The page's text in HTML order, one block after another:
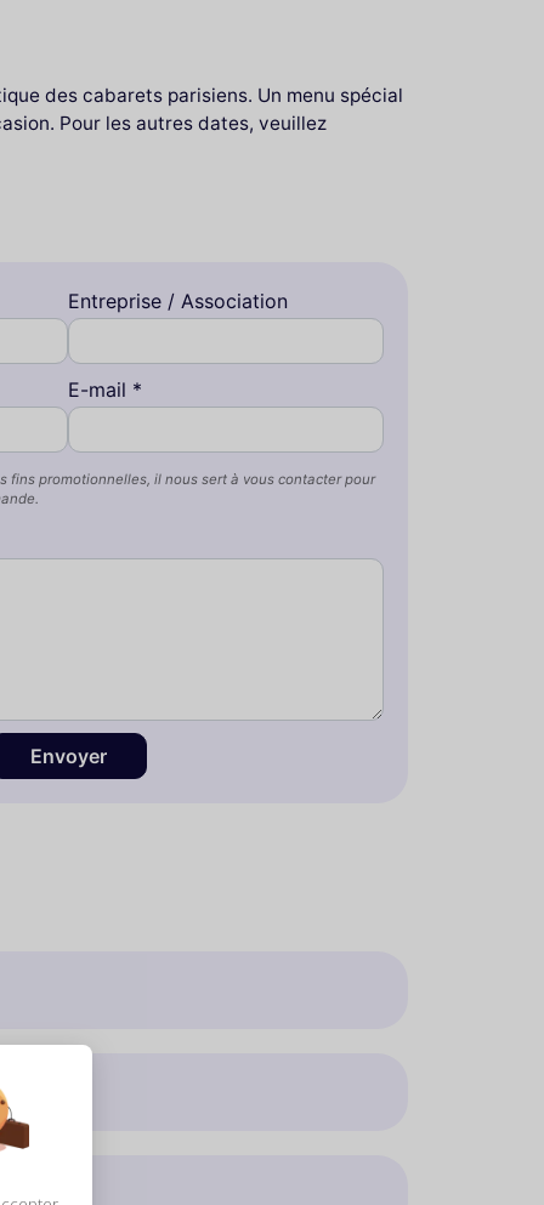
des cabarets parisiens. Un menu spécial
Pour les autres dates, veuillez
Entreprise / Association
E-mail *
fins promotionnelles, il nous sert à vous contacter pour
Envoyer